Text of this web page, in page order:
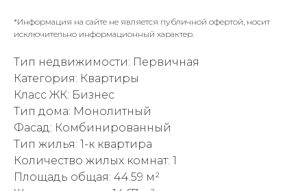
*Информация на сайте не является публичной офертой, носит
исключительно информационный характер.
Тип недвижимости: Первичная
Категория: Квартиры
Класс ЖК: Бизнес
Тип дома: Монолитный
Фасад: Комбинированный
Тип жилья: 1-к квартира
Количество жилых комнат: 1
Площадь общая: 44.59 м²